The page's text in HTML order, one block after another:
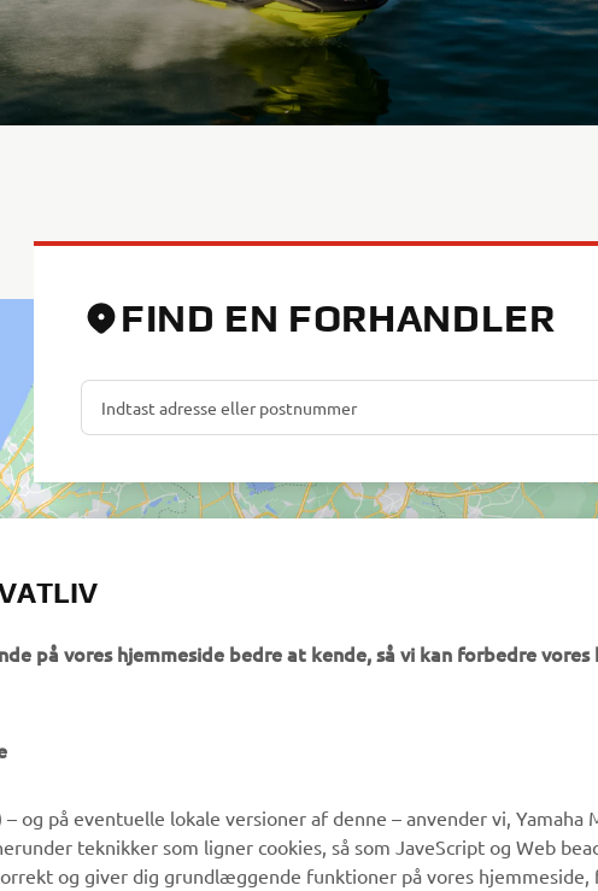
FIND EN FORHANDLER
MyYamaha
Kundeservice
på vores hjemmeside bedre at kende, så vi kan forbedre
og på eventuelle lokale versioner af denne – anvender vi, Yamaha
teknikker som ligner cookies, så som JaveScript og Web
og giver dig grundlæggende funktioner på vores hjemmeside,